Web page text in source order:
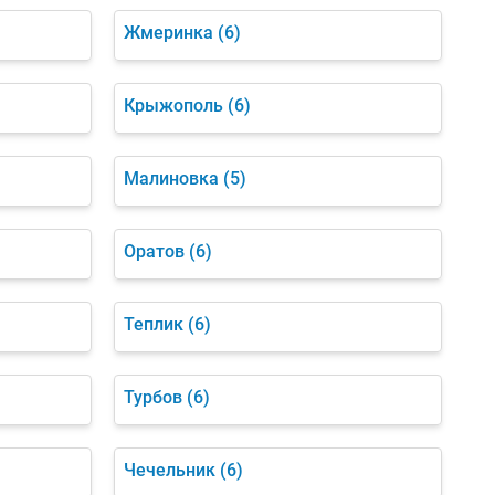
Жмеринка (6)
Крыжополь (6)
Малиновка (5)
Оратов (6)
Теплик (6)
Турбов (6)
Чечельник (6)